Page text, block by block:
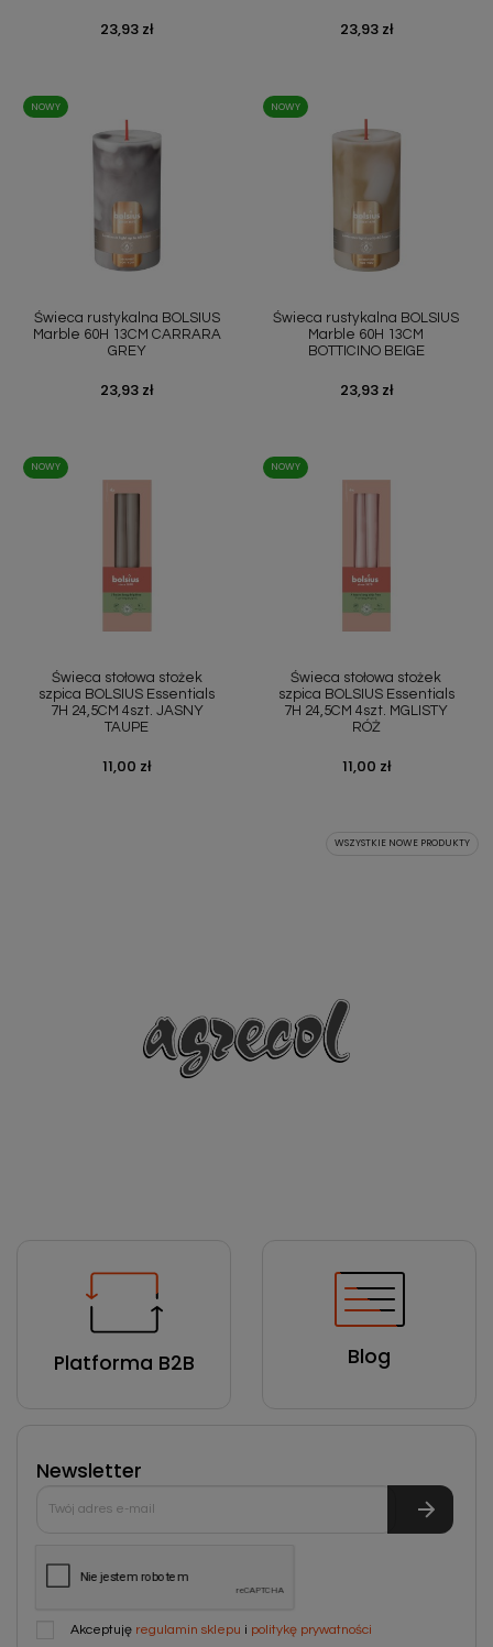
Cena
23,93 zł Cena
23,93 zł
Świeca rustykalna BOLSIUS
Marble 60H 13CM CARRARA
GREY
Cena
23,93 zł
NOWY
Świeca rustykalna BOLSIUS
Marble 60H 13CM
BOTTICINO BEIGE
Cena
23,93 zł
NOWY
Świeca stołowa stożek
szpica BOLSIUS Essentials
7H 24,5CM 4szt. JASNY
TAUPE
Cena
11,00 zł
NOWY
Świeca stołowa stożek
szpica BOLSIUS Essentials
7H 24,5CM 4szt. MGLISTY
RÓŻ
Cena
11,00 zł
NOWY
WSZYSTKIE NOWE PRODUKTY
Platforma B2B Blog
Newsletter
Akceptuję regulamin sklepu i politykę prywatności